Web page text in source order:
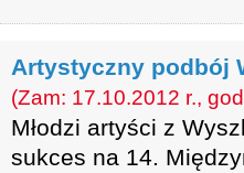
Artystyczny podbój
(Zam: 17.10.2012 r.,
Młodzi artyści z
sukces na 14.